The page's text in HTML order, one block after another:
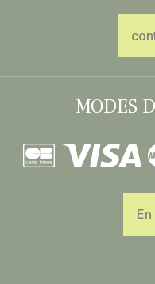
MODES